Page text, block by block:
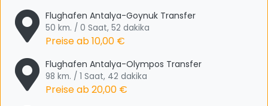
Flughafen Antalya-Goynuk Transfer
50 km. / 0 Saat, 52 dakika
Preise ab10,00 €
Flughafen Antalya-Olympos Transfer
98 km. / 1 Saat, 42 dakika
Preise ab20,00 €